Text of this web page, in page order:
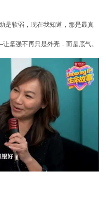
是软弱，现在我知道，那是最真
坚强不再只是外壳，而是底气。